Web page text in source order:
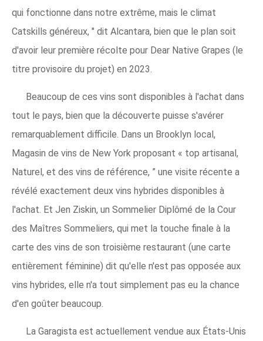
qui fonctionne dans notre extrême, mais le climat
Catskills généreux, " dit Alcantara, bien que le plan soit
d'avoir leur première récolte pour Dear Native Grapes (le
titre provisoire du projet) en 2023.
Beaucoup de ces vins sont disponibles à l'achat dans
tout le pays, bien que la découverte puisse s'avérer
remarquablement difficile. Dans un Brooklyn local,
Magasin de vins de New York proposant « top artisanal,
Naturel, et des vins de référence, ” une visite récente a
révélé exactement deux vins hybrides disponibles à
l'achat. Et Jen Ziskin, un Sommelier Diplômé de la Cour
des Maîtres Sommeliers, qui met la touche finale à la
carte des vins de son troisième restaurant (une carte
entièrement féminine) dit qu'elle n'est pas opposée aux
vins hybrides, elle n'a tout simplement pas eu la chance
d'en goûter beaucoup.
La Garagista est actuellement vendue aux États-Unis